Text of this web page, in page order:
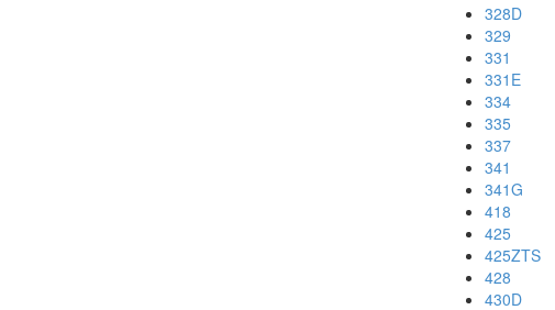
328D
329
331
331E
334
335
337
341
341G
418
425
425ZTS
428
430D